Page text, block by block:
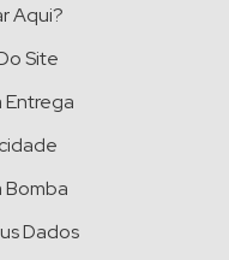
Aqui?
Site
Entrega
Bomba
Dados